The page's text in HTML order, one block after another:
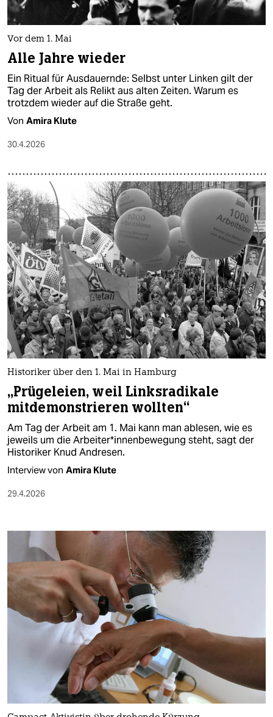
Vor dem 1. Mai
Alle Jahre wieder
Ein Ritual für Ausdauernde: Selbst unter Linken gilt der
Tag der Arbeit als Relikt aus alten Zeiten. Warum es
trotzdem wieder auf die Straße geht.
Von Amira Klute
30.4.2026
Historiker über den 1. Mai in Hamburg
„Prügeleien, weil Linksradikale
mitdemonstrieren wollten“
Am Tag der Arbeit am 1. Mai kann man ablesen, wie es
jeweils um die Ar­bei­te­r*in­nen­be­we­gung steht, sagt der
Historiker Knud Andresen.
Interview von Amira Klute
29.4.2026